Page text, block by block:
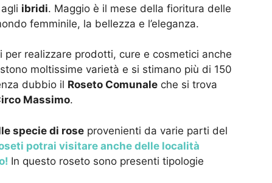
ibridi. Maggio è il mese della fioritura delle
femminile, la bellezza e l’eleganza.
realizzare prodotti, cure e cosmetici anche
moltissime varietà e si stimano più di 150
dubbio il Roseto Comunale che si trova
Massimo.
specie di rose provenienti da varie parti del
potrai visitare anche delle località
In questo roseto sono presenti tipologie